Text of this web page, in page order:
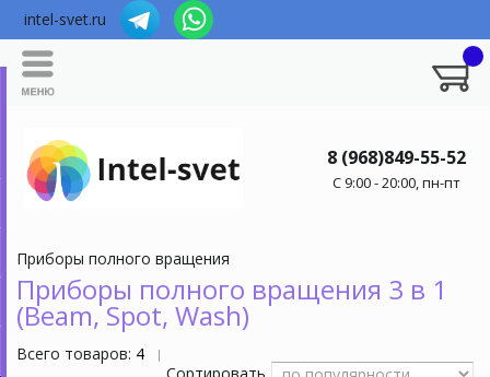
intel-svet.ru
8 (968)849-55-52
C 9:00 - 20:00, пн-пт
Приборы полного вращения
Приборы полного вращения 3 в 1
(Beam, Spot, Wash)
Всего товаров: 4 |
Сортировать